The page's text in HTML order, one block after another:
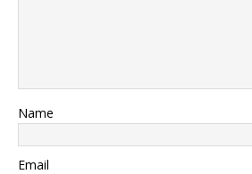
Name
Email